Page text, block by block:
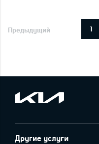
Предыдущий 1
Другие услуги